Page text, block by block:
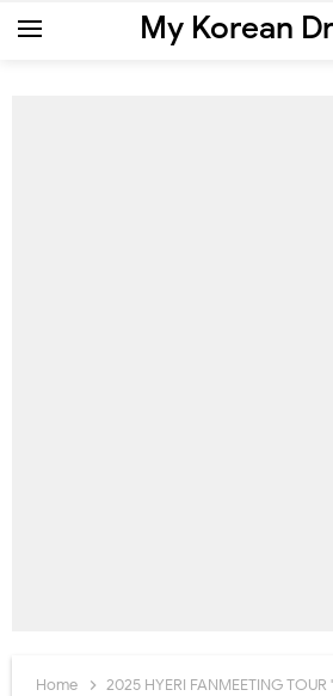
My Korean
Home 2025 HYERI FANMEETING TOUR